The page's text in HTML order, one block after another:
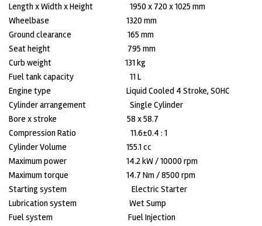
Length x Width x Height 1950 x 720 x 1025 mm
Wheelbase 1320 mm
Ground clearance 165 mm
Seat height 795 mm
Curb weight 131 kg
Fuel tank capacity 11 L
Engine type Liquid Cooled 4 Stroke, SOHC
Cylinder arrangement Single Cylinder
Bore x stroke 58 x 58.7
Compression Ratio 11.6±0.4 : 1
Cylinder Volume 155.1 cc
Maximum power 14.2 kW / 10000 rpm
Maximum torque 14.7 Nm / 8500 rpm
Starting system Electric Starter
Lubrication system Wet Sump
Fuel system Fuel Injection